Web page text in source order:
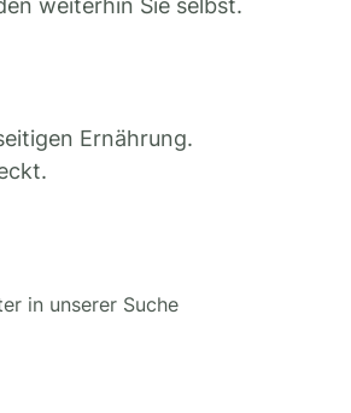
weiterhin Sie selbst.
Ernährung.
in unserer Suche